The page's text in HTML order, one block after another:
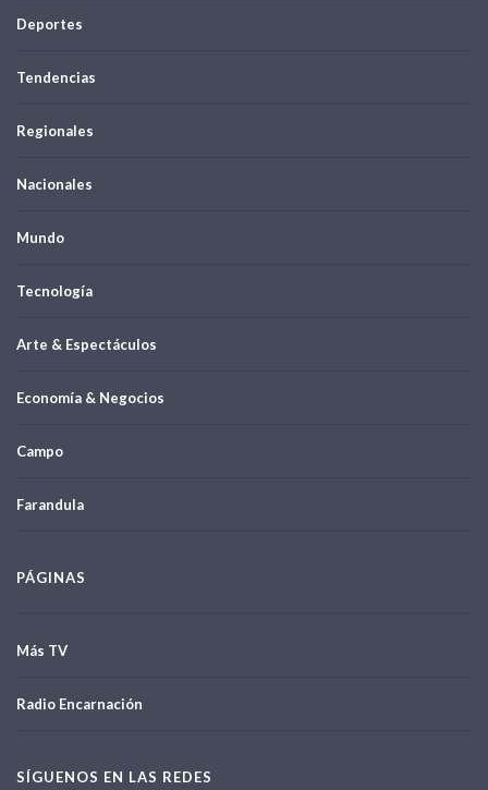
Deportes
Tendencias
Regionales
Nacionales
Mundo
Tecnología
Arte & Espectáculos
Economía & Negocios
Campo
Farandula
PÁGINAS
Más TV
Radio Encarnación
SÍGUENOS EN LAS REDES